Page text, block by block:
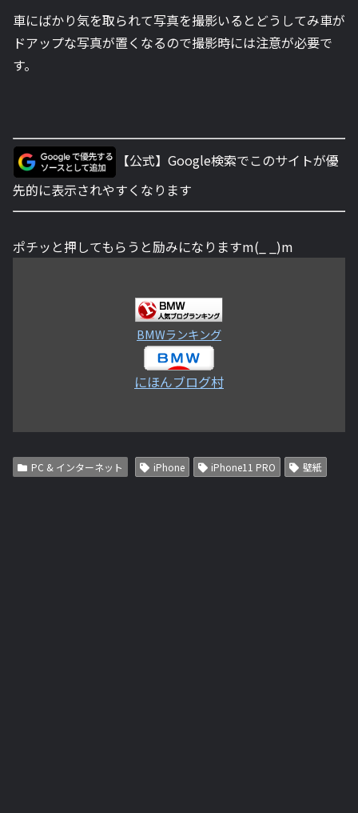
車にばかり気を取られて写真を撮影いるとどうしてみ車が
ドアップな写真が置くなるので撮影時には注意が必要で
す。
【公式】Google検索でこのサイトが優
先的に表示されやすくなります
ポチッと押してもらうと励みになりますm(_ _)m
BMWランキング
にほんブログ村
PC & インターネット iPhone iPhone11 PRO 壁紙